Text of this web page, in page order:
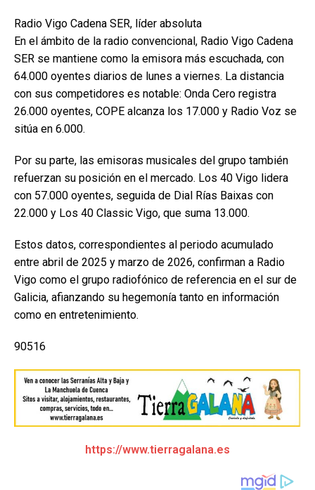
Radio Vigo Cadena SER, líder absoluta
En el ámbito de la radio convencional, Radio Vigo Cadena
SER se mantiene como la emisora más escuchada, con
64.000 oyentes diarios de lunes a viernes. La distancia
con sus competidores es notable: Onda Cero registra
26.000 oyentes, COPE alcanza los 17.000 y Radio Voz se
sitúa en 6.000.
Por su parte, las emisoras musicales del grupo también
refuerzan su posición en el mercado. Los 40 Vigo lidera
con 57.000 oyentes, seguida de Dial Rías Baixas con
22.000 y Los 40 Classic Vigo, que suma 13.000.
Estos datos, correspondientes al periodo acumulado
entre abril de 2025 y marzo de 2026, confirman a Radio
Vigo como el grupo radiofónico de referencia en el sur de
Galicia, afianzando su hegemonía tanto en información
como en entretenimiento.
90516
https://www.tierragalana.es